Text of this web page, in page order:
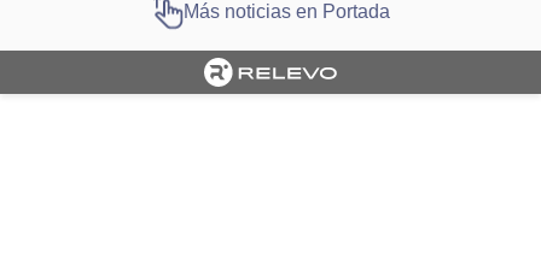
Más noticias en Portada